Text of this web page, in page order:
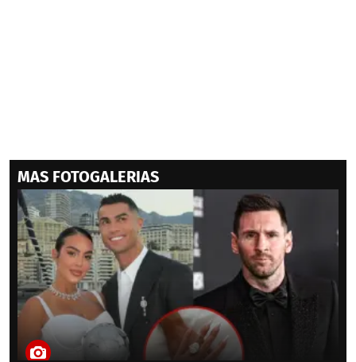
MAS FOTOGALERIAS